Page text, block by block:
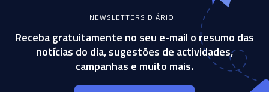
NEWSLETTERS DIÁRIO
Receba gratuitamente no seu e-mail o resumo das
notícias do dia, sugestões de actividades,
campanhas e muito mais.